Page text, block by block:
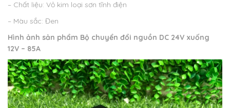
– Chất liệu: Vỏ kim loại sơn tĩnh điện
– Màu sắc: Đen
Hình ảnh sản phẩm Bộ chuyển đổi nguồn DC 24V xuống
12V – 85A